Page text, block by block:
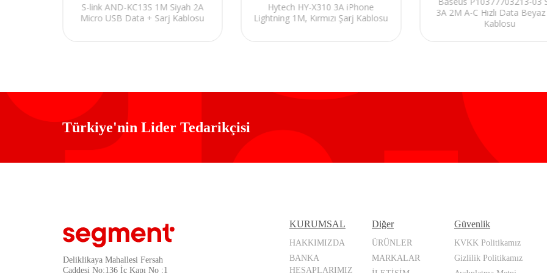
S-link AND-KC13S 1M Siyah 2A
Micro USB Data + Sarj Kablosu
Hytech HY-X310 3A iPhone
Lightning 1M, Kırmızı Şarj Kablosu
3A 2M A-C Hızlı Data
Kablosu
Türkiye'nin Lider Tedarikçisi
Deliklikaya Mahallesi Fersah
Caddesi No:136 İç Kapı No :1
KURUMSAL
HAKKIMIZDA
BANKA
HESAPLARIMIZ
Diğer
ÜRÜNLER
MARKALAR
Güvenlik
KVKK Politikamız
Gizlilik Politikamız